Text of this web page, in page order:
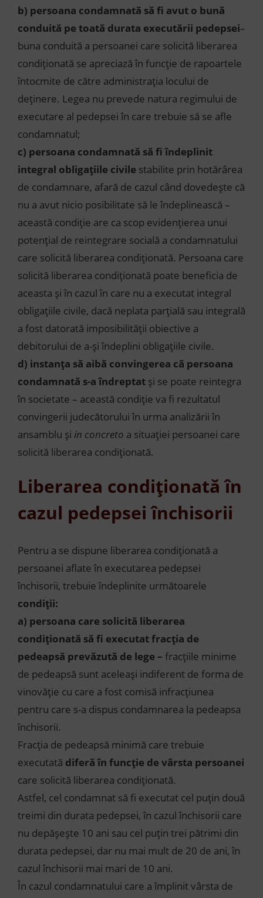
b) persoana condamnată să fi avut o bună
conduită pe toată durata executării pedepsei–
buna conduită a persoanei care solicită liberarea
condiționată se apreciază în funcție de rapoartele
întocmite de către administrația locului de
deținere. Legea nu prevede natura regimului de
executare al pedepsei în care trebuie să se afle
condamnatul;
c) persoana condamnată să fi îndeplinit
integral obligațiile civile stabilite prin hotărârea
de condamnare, afară de cazul când dovedește că
nu a avut nicio posibilitate să le îndeplinească –
această condiție are ca scop evidențierea unui
potențial de reintegrare socială a condamnatului
care solicită liberarea condiționată. Persoana care
solicită liberarea condiționată poate beneficia de
aceasta și în cazul în care nu a executat integral
obligațiile civile, dacă neplata parțială sau integrală
a fost datorată imposibilității obiective a
debitorului de a-și îndeplini obligațiile civile.
d) instanța să aibă convingerea că persoana
condamnată s-a îndreptat și se poate reintegra
în societate – această condiție va fi rezultatul
convingerii judecătorului în urma analizării în
ansamblu și in concreto a situației persoanei care
solicită liberarea condiționată.
Liberarea condiționată în
cazul pedepsei închisorii
Pentru a se dispune liberarea condiționată a
persoanei aflate în executarea pedepsei
închisorii, trebuie îndeplinite următoarele
condiții:
a) persoana care solicită liberarea
condiționată să fi executat fracția de
pedeapsă prevăzută de lege – fracțiile minime
de pedeapsă sunt aceleași indiferent de forma de
vinovăție cu care a fost comisă infracțiunea
pentru care s-a dispus condamnarea la pedeapsa
închisorii.
Fracția de pedeapsă minimă care trebuie
executată diferă în funcție de vârsta persoanei
care solicită liberarea condiționată.
Astfel, cel condamnat să fi executat cel puțin două
treimi din durata pedepsei, în cazul închisorii care
nu depășește 10 ani sau cel puțin trei pătrimi din
durata pedepsei, dar nu mai mult de 20 de ani, în
cazul închisorii mai mari de 10 ani.
În cazul condamnatului care a împlinit vârsta de